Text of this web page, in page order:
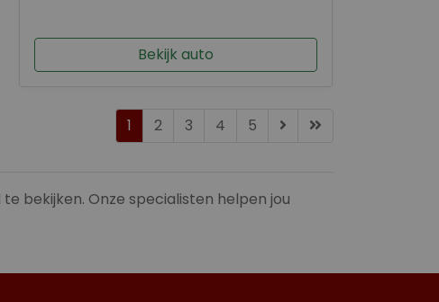
Bekijk auto
1 2 3 4 5
bekijken. Onze specialisten helpen jou